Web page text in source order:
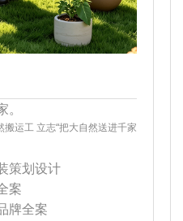
运工 立志“把大自然送进千家
策划设计
案
牌全案